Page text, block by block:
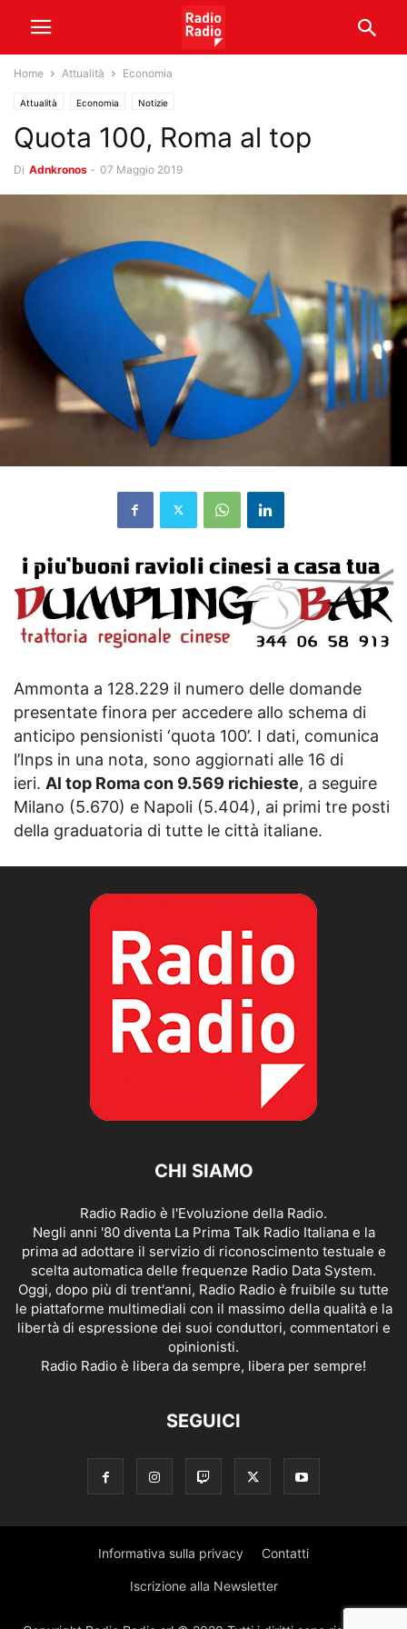
Home Attualità Economia
Attualità Economia Notizie
Quota 100, Roma al top
Di Adnkronos - 07 Maggio 2019
Ammonta a 128.229 il numero delle domande
presentate finora per accedere allo schema di
anticipo pensionisti ‘quota 100’. I dati, comunica
l’Inps in una nota, sono aggiornati alle 16 di
ieri. Al top Roma con 9.569 richieste, a seguire
Milano (5.670) e Napoli (5.404), ai primi tre posti
della graduatoria di tutte le città italiane.
CHI SIAMO
Radio Radio è l'Evoluzione della Radio.
Negli anni '80 diventa La Prima Talk Radio Italiana e la
prima ad adottare il servizio di riconoscimento testuale e
scelta automatica delle frequenze Radio Data System.
Oggi, dopo più di trent'anni, Radio Radio è fruibile su tutte
le piattaforme multimediali con il massimo della qualità e la
libertà di espressione dei suoi conduttori, commentatori e
opinionisti.
Radio Radio è libera da sempre, libera per sempre!
SEGUICI
Informativa sulla privacy Contatti
Iscrizione alla Newsletter